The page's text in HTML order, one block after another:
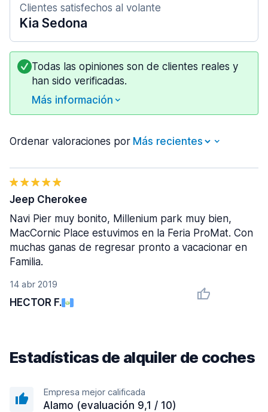
Clientes satisfechos al volante
Kia Sedona
Todas las opiniones son de clientes reales y
han sido verificadas.
Más información
Ordenar valoraciones por
14 abr 2019
HECTOR F.
Jeep Cherokee
Navi Pier muy bonito, Millenium park muy bien,
MacCornic Place estuvimos en la Feria ProMat. Con
muchas ganas de regresar pronto a vacacionar en
Familia.
Estadísticas de alquiler de coches
Empresa mejor calificada
Alamo (evaluación 9,1 / 10)